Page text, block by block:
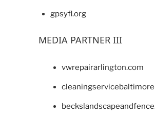
gpsyfl.org
MEDIA PARTNER III
vwrepairarlington.com